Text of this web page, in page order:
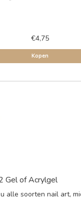
€4,75
Kopen
Gel of Acrylgel
alle soorten nail art,